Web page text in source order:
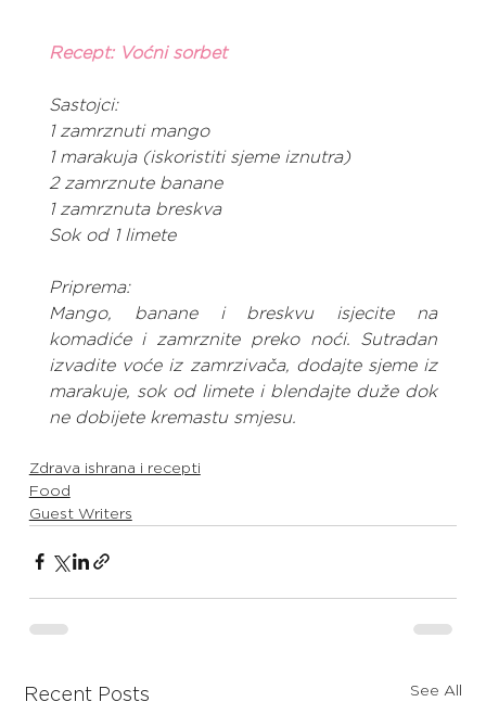
Recept: Voćni sorbet
Sastojci:
1 zamrznuti mango
1 marakuja (iskoristiti sjeme iznutra)
2 zamrznute banane
1 zamrznuta breskva
Sok od 1 limete
Priprema:
Mango, banane i breskvu isjecite na
komadiće i zamrznite preko noći. Sutradan
izvadite voće iz zamrzivača, dodajte sjeme iz
marakuje, sok od limete i blendajte duže dok
ne dobijete kremastu smjesu.
Zdrava ishrana i recepti
Food
Guest Writers
Recent Posts See All